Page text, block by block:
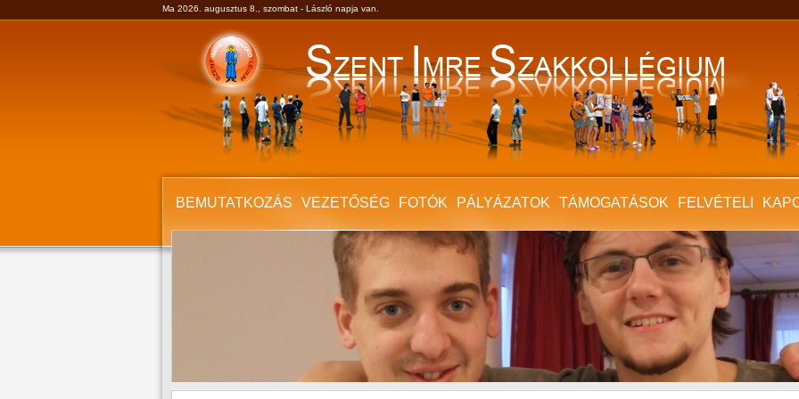
Ma 2026. augusztus 8., szombat - László napja van.
BEMUTATKOZÁS VEZETŐSÉG FOTÓK PÁLYÁZATOK TÁMOGATÁSOK FELVÉTELI